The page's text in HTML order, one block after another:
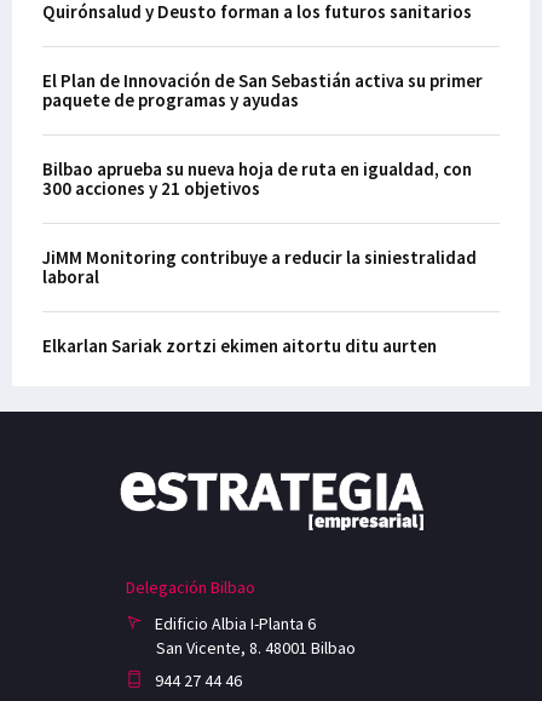
Quirónsalud y Deusto forman a los futuros sanitarios
El Plan de Innovación de San Sebastián activa su primer
paquete de programas y ayudas
Bilbao aprueba su nueva hoja de ruta en igualdad, con
300 acciones y 21 objetivos
JiMM Monitoring contribuye a reducir la siniestralidad
laboral
Elkarlan Sariak zortzi ekimen aitortu ditu aurten
Delegación Bilbao
Edificio Albia I-Planta 6
San Vicente, 8. 48001 Bilbao
944 27 44 46